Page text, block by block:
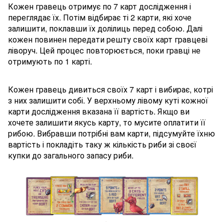
Кожен гравець отримує по 7 карт дослідження і
переглядає їх. Потім відбирає ті 2 карти, які хоче
залишити, поклавши їх долілиць перед собою. Далі
кожен повинен передати решту своїх карт гравцеві
ліворуч. Цей процес повторюється, поки гравці не
отримують по 1 карті.
Кожен гравець дивиться своїх 7 карт і вибирає, котрі
з них залишити собі. У верхньому лівому куті кожної
карти дослідження вказана її вартість. Якщо ви
хочете залишити якусь карту, то мусите оплатити її
рибою. Вибравши потрібні вам карти, підсумуйте їхню
вартість і покладіть таку ж кількість риби зі своєї
купки до загального запасу риби.